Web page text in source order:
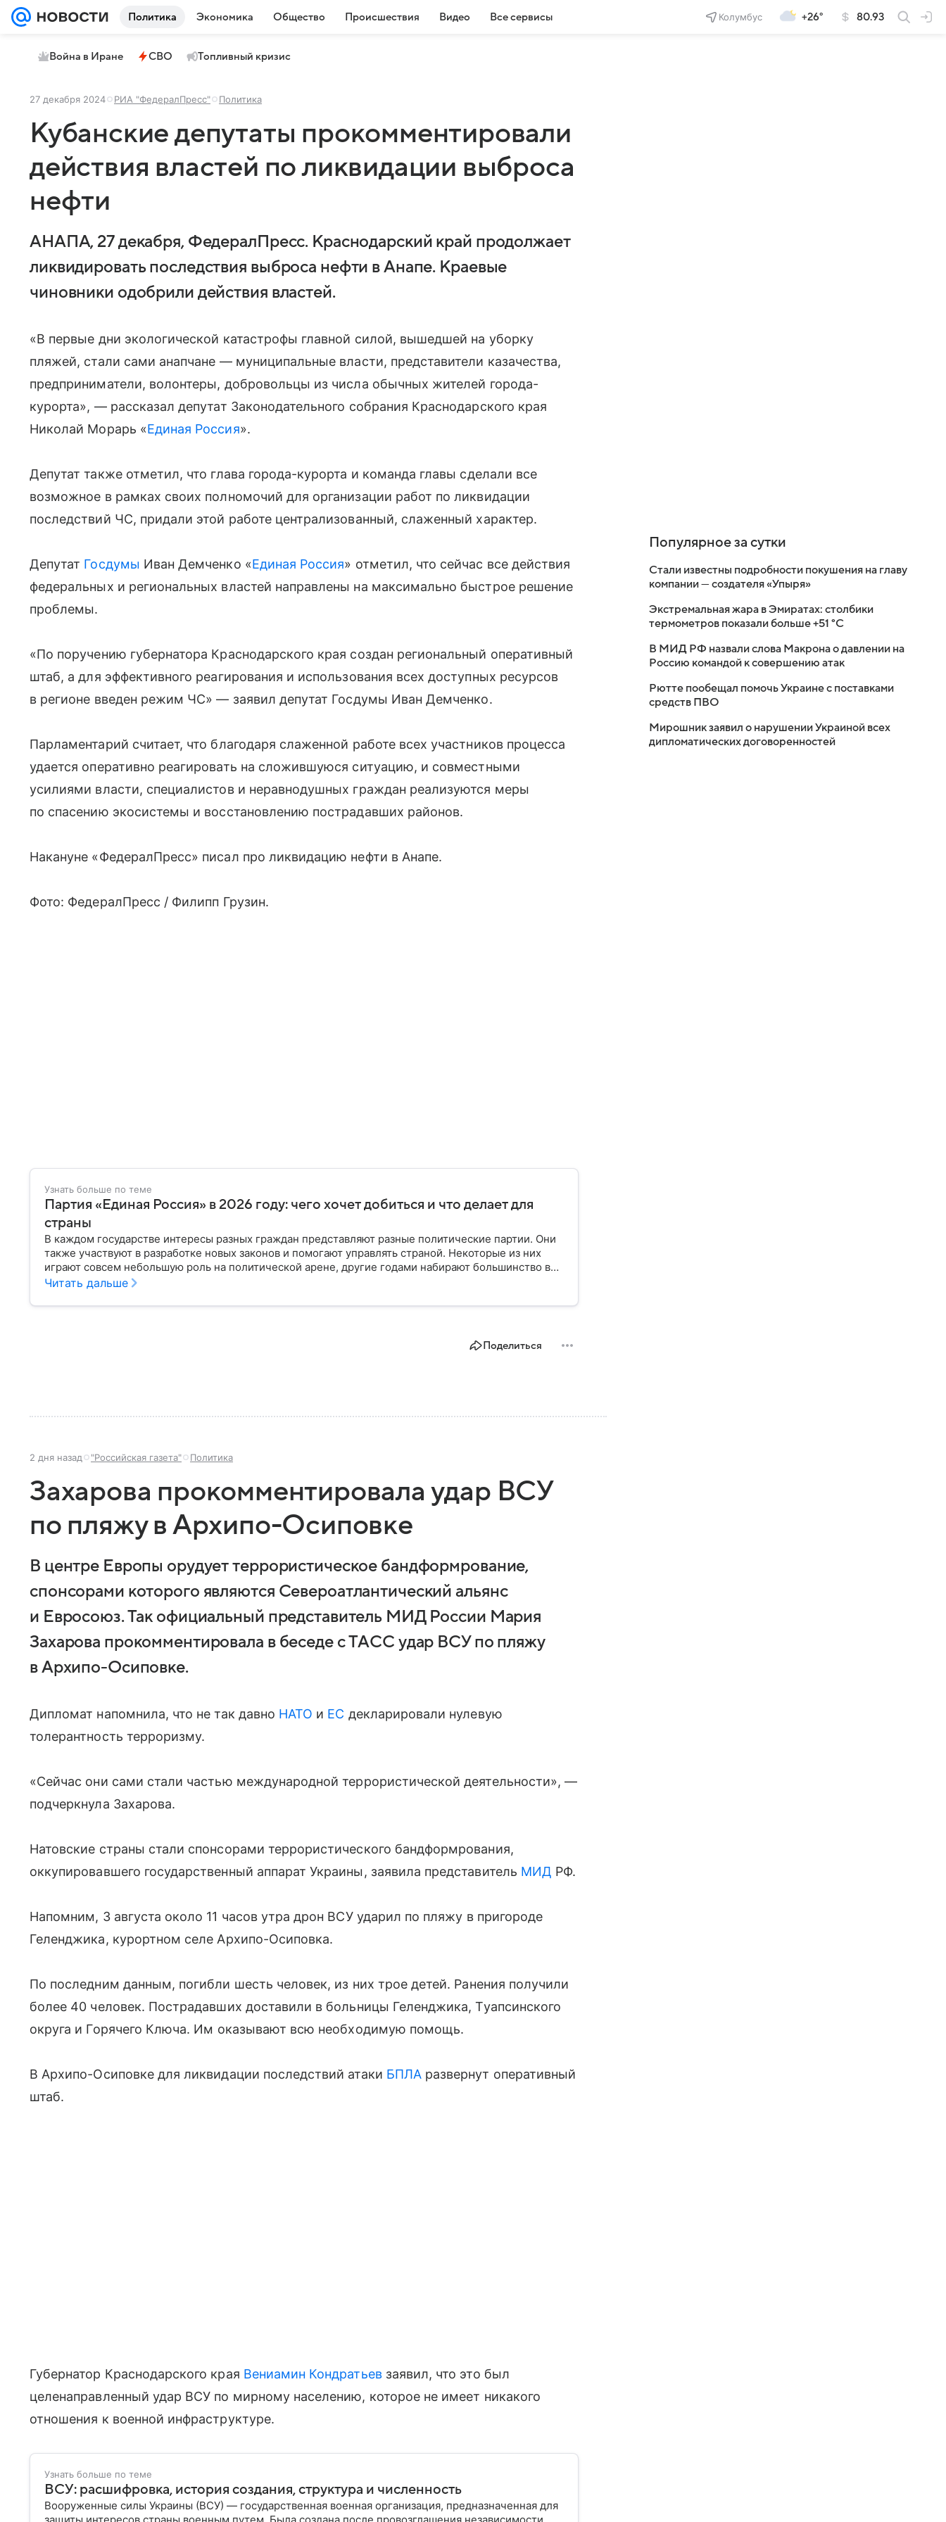
Политика Экономика Общество Происшествия Видео Все сервисы Колумбус +26° 80.93
Война в Иране СВО Топливный кризис
27 декабря 2024 РИА "ФедералПресс" Политика
Кубанские депутаты прокомментировали
действия властей по ликвидации выброса
нефти
АНАПА, 27 декабря, ФедералПресс. Краснодарский край продолжает
ликвидировать последствия выброса нефти в Анапе. Краевые
чиновники одобрили действия властей.
«В первые дни экологической катастрофы главной силой, вышедшей на уборку
пляжей, стали сами анапчане — муниципальные власти, представители казачества,
предприниматели, волонтеры, добровольцы из числа обычных жителей города-
курорта», — рассказал депутат Законодательного собрания Краснодарского края
Николай Морарь «Единая Россия».
Депутат также отметил, что глава города-курорта и команда главы сделали все
возможное в рамках своих полномочий для организации работ по ликвидации
последствий ЧС, придали этой работе централизованный, слаженный характер.
Депутат Госдумы Иван Демченко «Единая Россия» отметил, что сейчас все действия
федеральных и региональных властей направлены на максимально быстрое решение
проблемы.
«По поручению губернатора Краснодарского края создан региональный оперативный
штаб, а для эффективного реагирования и использования всех доступных ресурсов
в регионе введен режим ЧС» — заявил депутат Госдумы Иван Демченко.
Парламентарий считает, что благодаря слаженной работе всех участников процесса
удается оперативно реагировать на сложившуюся ситуацию, и совместными
усилиями власти, специалистов и неравнодушных граждан реализуются меры
по спасению экосистемы и восстановлению пострадавших районов.
Накануне «ФедералПресс» писал про ликвидацию нефти в Анапе.
Фото: ФедералПресс / Филипп Грузин.
Узнать больше по теме
Партия «Единая Россия» в 2026 году: чего хочет добиться и что делает для
страны
В каждом государстве интересы разных граждан представляют разные политические партии. Они
также участвуют в разработке новых законов и помогают управлять страной. Некоторые из них
играют совсем небольшую роль на политической арене, другие годами набирают большинство в
парламенте и в органах местного самоуправления. Вспоминаем, как партия «Единая Россия» стала
Читать дальше
Поделиться
2 дня назад "Российская газета" Политика
Захарова прокомментировала удар ВСУ
по пляжу в Архипо-Осиповке
В центре Европы орудует террористическое бандформрование,
спонсорами которого являются Североатлантический альянс
и Евросоюз. Так официальный представитель МИД России Мария
Захарова прокомментировала в беседе с ТАСС удар ВСУ по пляжу
в Архипо-Осиповке.
Дипломат напомнила, что не так давно НАТО и ЕС декларировали нулевую
толерантность терроризму.
«Сейчас они сами стали частью международной террористической деятельности», —
подчеркнула Захарова.
Натовские страны стали спонсорами террористического бандформрования,
оккупировавшего государственный аппарат Украины, заявила представитель МИД РФ.
Напомним, 3 августа около 11 часов утра дрон ВСУ ударил по пляжу в пригороде
Геленджика, курортном селе Архипо-Осиповка.
По последним данным, погибли шесть человек, из них трое детей. Ранения получили
более 40 человек. Пострадавших доставили в больницы Геленджика, Туапсинского
округа и Горячего Ключа. Им оказывают всю необходимую помощь.
В Архипо-Осиповке для ликвидации последствий атаки БПЛАразвернут оперативный
штаб.
Губернатор Краснодарского края Вениамин Кондратьевзаявил, что это был
целенаправленный удар ВСУ по мирному населению, которое не имеет никакого
отношения к военной инфраструктуре.
Узнать больше по теме
ВСУ: расшифровка, история создания, структура и численность
Вооруженные силы Украины (ВСУ) — государственная военная организация, предназначенная для
Популярное за сутки
Стали известны подробности покушения на главу
компании — создателя «Упыря»
Экстремальная жара в Эмиратах: столбики
термометров показали больше +51 °C
В МИД РФ назвали слова Макрона о давлении на
Россию командой к совершению атак
Рютте пообещал помочь Украине с поставками
средств ПВО
Мирошник заявил о нарушении Украиной всех
дипломатических договоренностей